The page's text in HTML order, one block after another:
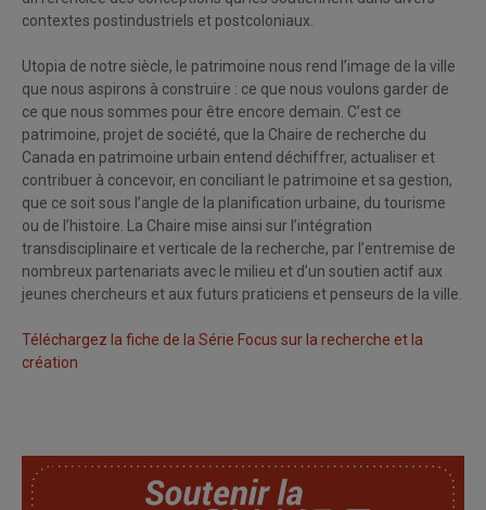
contextes postindustriels et postcoloniaux.
Utopia de notre siècle, le patrimoine nous rend l’image de la ville
que nous aspirons à construire : ce que nous voulons garder de
ce que nous sommes pour être encore demain. C’est ce
patrimoine, projet de société, que la Chaire de recherche du
Canada en patrimoine urbain entend déchiffrer, actualiser et
contribuer à concevoir, en conciliant le patrimoine et sa gestion,
que ce soit sous l’angle de la planification urbaine, du tourisme
ou de l’histoire. La Chaire mise ainsi sur l’intégration
transdisciplinaire et verticale de la recherche, par l’entremise de
nombreux partenariats avec le milieu et d’un soutien actif aux
jeunes chercheurs et aux futurs praticiens et penseurs de la ville.
Téléchargez la fiche de la Série Focus sur la recherche et la
création
SoutChaire